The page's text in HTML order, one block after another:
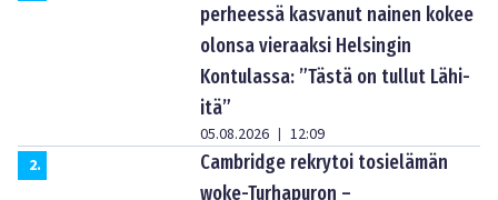
perheessä kasvanut nainen kokee
olonsa vieraaksi Helsingin
Kontulassa: ”Tästä on tullut Lähi-
itä”
05.08.2026 | 12:09
2.
Cambridge rekrytoi tosielämän
woke-Turhapuron –